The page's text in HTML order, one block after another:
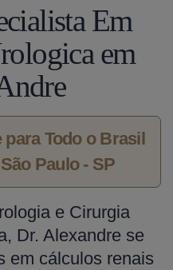
Em
em
Todo o Brasil
Paulo - SP
e Cirurgia
Dr. Alexandre se
em cálculos renais